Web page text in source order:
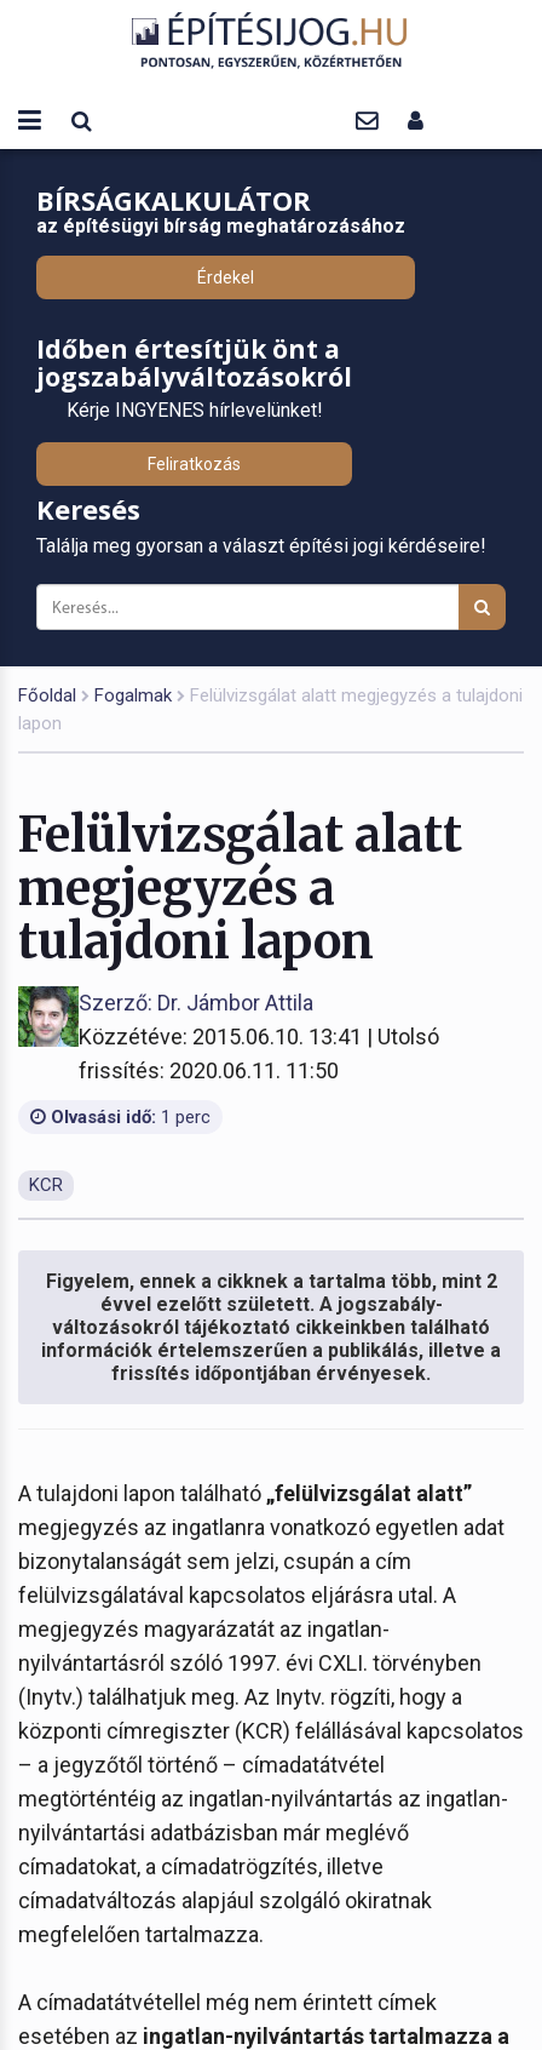
BÍRSÁGKALKULÁTOR
az építésügyi bírság meghatározásához
Érdekel
Időben értesítjük önt a
jogszabályváltozásokról
Kérje INGYENES hírlevelünket!
Feliratkozás
Keresés
Találja meg gyorsan a választ építési jogi kérdéseire!
Főoldal Fogalmak
Felülvizsgálat alatt megjegyzés a tulajdoni
lapon
Felülvizsgálat alatt
megjegyzés a
tulajdoni lapon
Szerző: Dr. Jámbor Attila
Közzétéve: 2015.06.10. 13:41 | Utolsó
frissítés: 2020.06.11. 11:50
Olvasási idő: 1 perc
KCR
Figyelem, ennek a cikknek a tartalma több, mint 2
évvel ezelőtt született. A jogszabály-
változásokról tájékoztató cikkeinkben található
információk értelemszerűen a publikálás, illetve a
frissítés időpontjában érvényesek.
A tulajdoni lapon található „felülvizsgálat alatt”
megjegyzés az ingatlanra vonatkozó egyetlen adat
bizonytalanságát sem jelzi, csupán a cím
felülvizsgálatával kapcsolatos eljárásra utal. A
megjegyzés magyarázatát az ingatlan-
nyilvántartásról szóló 1997. évi CXLI. törvényben
(Inytv.) találhatjuk meg. Az Inytv. rögzíti, hogy a
központi címregiszter (KCR) felállásával kapcsolatos
– a jegyzőtől történő – címadatátvétel
megtörténtéig az ingatlan-nyilvántartás az ingatlan-
nyilvántartási adatbázisban már meglévő
címadatokat, a címadatrögzítés, illetve
címadatváltozás alapjául szolgáló okiratnak
megfelelően tartalmazza.
A címadatátvétellel még nem érintett címek
esetében az ingatlan-nyilvántartás tartalmazza a